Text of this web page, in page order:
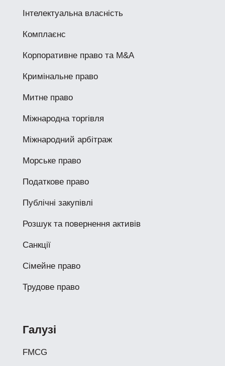
Інтелектуальна власність
Комплаєнс
Корпоративне право та M&A
Кримінальне право
Митне право
Міжнародна торгівля
Міжнародний арбітраж
Морське право
Податкове право
Публічні закупівлі
Розшук та повернення активів
Санкції
Сімейне право
Трудове право
Галузі
FMCG